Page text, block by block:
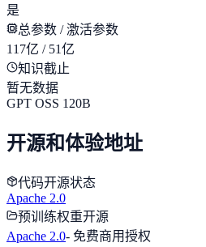
是
总参数 / 激活参数
117亿 / 51亿
知识截止
暂无数据
GPT OSS 120B
开源和体验地址
代码开源状态
Apache 2.0
预训练权重开源
Apache 2.0- 免费商用授权